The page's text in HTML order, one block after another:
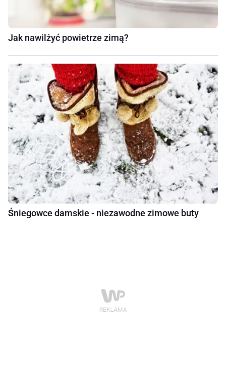
Jak nawilżyć powietrze zimą?
Śniegowce damskie - niezawodne zimowe buty